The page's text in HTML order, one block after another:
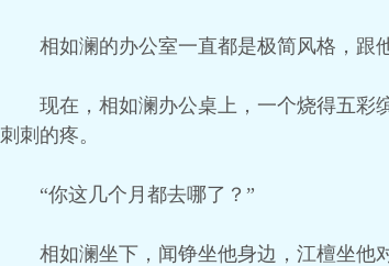
相如澜的办公室一直都是极简风格，跟
现在，相如澜办公桌上，一个烧得五彩
刺刺的疼。
“你这几个月都去哪了？”
相如澜坐下，闻铮坐他身边，江檀坐他